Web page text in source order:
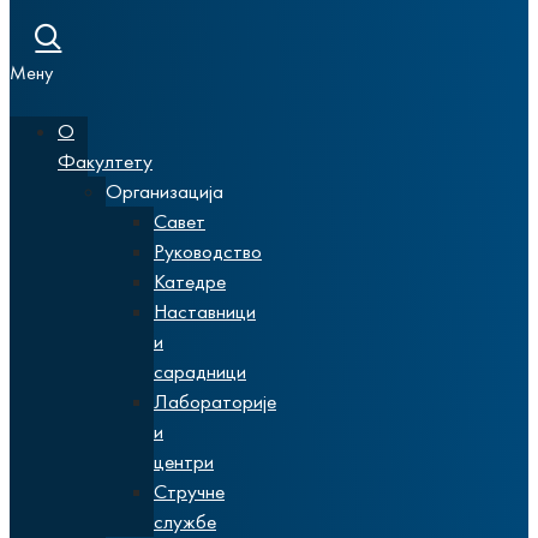
Мену
О
Факултету
Организација
Савет
Руководство
Катедре
Наставници
и
сарадници
Лабораторије
и
центри
Стручне
службе